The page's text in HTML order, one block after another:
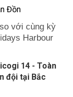
với cùng kỳ
Harbour
14 - Toàn
đội tại Bắc